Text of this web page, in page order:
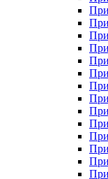
При
При